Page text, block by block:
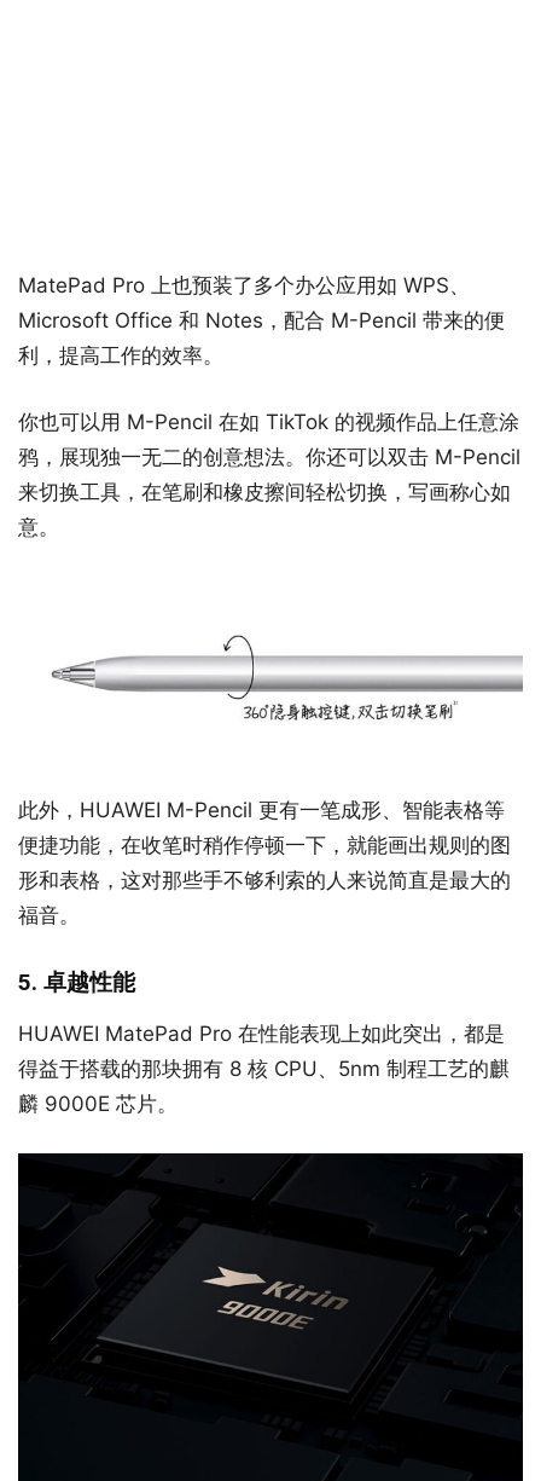
MatePad Pro 上也预装了多个办公应用如 WPS、
Microsoft Office 和 Notes，配合 M-Pencil 带来的便
利，提高工作的效率。
你也可以用 M-Pencil 在如 TikTok 的视频作品上任意涂
鸦，展现独一无二的创意想法。你还可以双击 M-Pencil
来切换工具，在笔刷和橡皮擦间轻松切换，写画称心如
意。
此外，HUAWEI M-Pencil 更有一笔成形、智能表格等
便捷功能，在收笔时稍作停顿一下，就能画出规则的图
形和表格，这对那些手不够利索的人来说简直是最大的
福音。
5. 卓越性能
HUAWEI MatePad Pro 在性能表现上如此突出，都是
得益于搭载的那块拥有 8 核 CPU、5nm 制程工艺的麒
麟 9000E 芯片。